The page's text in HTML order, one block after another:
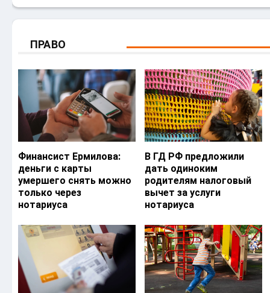
ПРАВО
Финансист Ермилова:
деньги с карты
умершего снять можно
только через
нотариуса
В ГД РФ предложили
дать одиноким
родителям налоговый
вычет за услуги
нотариуса